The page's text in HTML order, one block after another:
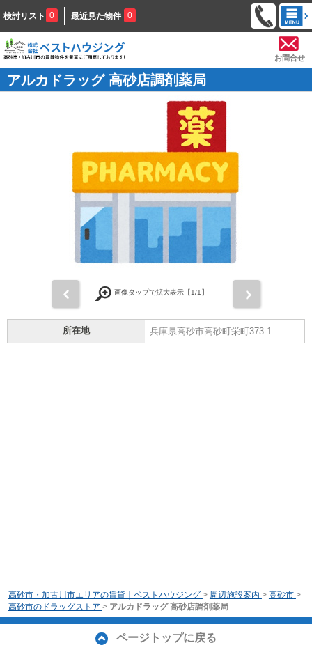
検討リスト 0 最近見た物件 0
お問合せ
アルカドラッグ 高砂店調剤薬局
画像タップで拡大表示【1/1】
所在地 兵庫県高砂市高砂町栄町373-1
高砂市・加古川市エリアの賃貸｜ベストハウジング > 周辺施設案内 > 高砂市 >
高砂市のドラッグストア > アルカドラッグ 高砂店調剤薬局
ページトップに戻る